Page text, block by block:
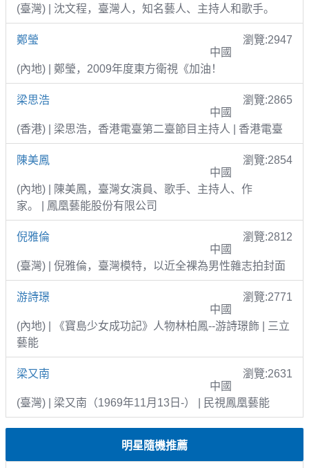
(臺灣) | 沈文程，臺灣人，知名藝人、主持人和歌手。
鄭瑩
瀏覽:2947
中國
(內地) | 鄭瑩，2009年度東方衛視《加油！
梁思浩
瀏覽:2865
中國
(香港) | 梁思浩，香港電臺第二臺節目主持人 | 香港電臺
陳美鳳
瀏覽:2854
中國
(內地) | 陳美鳳，臺灣女演員、歌手、主持人、作
家。 | 鳳凰藝能股份有限公司
倪雅倫
瀏覽:2812
中國
(臺灣) | 倪雅倫，臺灣模特，以近全裸為男性雜志拍封面
游詩璟
瀏覽:2771
中國
(內地) | 《寶島少女成功記》人物林柏鳳--游詩璟飾 | 三立
藝能
梁又南
瀏覽:2631
中國
(臺灣) | 梁又南（1969年11月13日-） | 民視鳳凰藝能
明星隨機推薦